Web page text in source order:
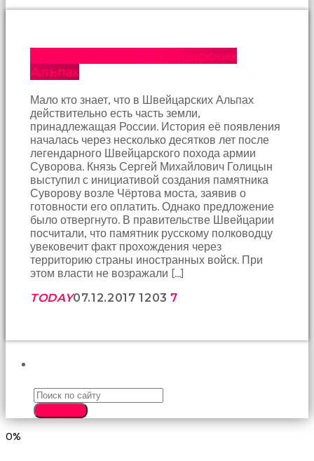
kızların
rahatlıyorlar
altyazılı
porno
yakın
arkadaş
birbirlerine
teşekkür
ederek
bunu
tekrar
yapmak
sözleşiyorlar
altyazılı
porno
tombul
kıçına
şeye
konsantre
Русская земля в Швейцарских
Альпах
Мало кто знает, что в Швейцарских Альпах
действительно есть часть земли,
принадлежащая России. История её появления
началась через несколько десятков лет после
легендарного Швейцарского похода армии
Суворова. Князь Сергей Михайлович Голицын
выступил с инициативой создания памятника
Суворову возле Чёртова моста, заявив о
готовности его оплатить. Однако предложение
было отвергнуто. В правительстве Швейцарии
посчитали, что памятник русскому полководцу
увековечит факт прохождения через
территорию страны иностранных войск. При
этом власти не возражали […]
TODAY07.12.2017 1203 7
0%